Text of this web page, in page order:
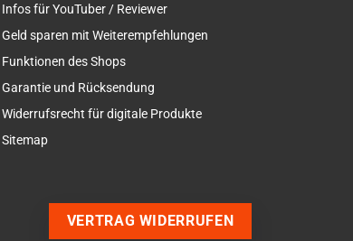
Infos für YouTuber / Reviewer
Geld sparen mit Weiterempfehlungen
Funktionen des Shops
Garantie und Rücksendung
Widerrufsrecht für digitale Produkte
Sitemap
VERTRAG WIDERRUFEN